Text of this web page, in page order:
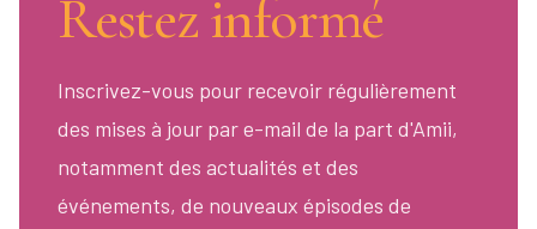
Restez informé
Inscrivez-vous pour recevoir régulièrement
des mises à jour par e-mail de la part d'Amii,
notamment des actualités et des
événements, de nouveaux épisodes de